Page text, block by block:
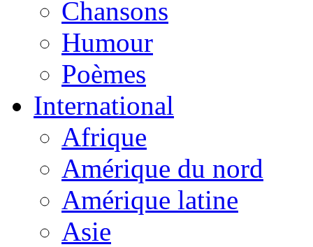
Chansons
Humour
Poèmes
International
Afrique
Amérique du nord
Amérique latine
Asie